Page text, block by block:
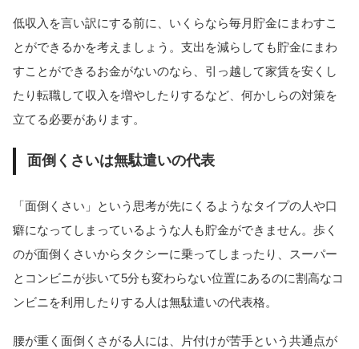
低収入を言い訳にする前に、いくらなら毎月貯金にまわすこ
とができるかを考えましょう。支出を減らしても貯金にまわ
すことができるお金がないのなら、引っ越して家賃を安くし
たり転職して収入を増やしたりするなど、何かしらの対策を
立てる必要があります。
面倒くさいは無駄遣いの代表
「面倒くさい」という思考が先にくるようなタイプの人や口
癖になってしまっているような人も貯金ができません。歩く
のが面倒くさいからタクシーに乗ってしまったり、スーパー
とコンビニが歩いて5分も変わらない位置にあるのに割高なコ
ンビニを利用したりする人は無駄遣いの代表格。
腰が重く面倒くさがる人には、片付けが苦手という共通点が